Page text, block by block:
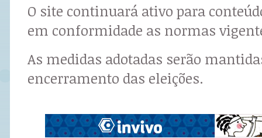
O site continuará ativo para
em conformidade as normas
As medidas adotadas serão
encerramento das eleições.